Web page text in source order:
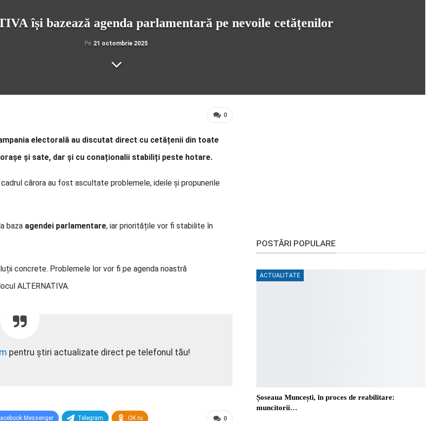
își bazează agenda parlamentară pe nevoile cetățenilor
Pe 21 octombrie 2025
0
electorală au discutat direct cu cetățenii din toate
și sate, dar și cu conaționalii stabiliți peste hotare.
cărora au fost ascultate problemele, ideile și propunerile
baza agendei parlamentare, iar prioritățile vor fi stabilite în
concrete. Problemele lor vor fi pe agenda noastră
ALTERNATIVA.
pentru știri actualizate direct pe telefonul tău!
0
Messenger Telegram OK.ru
POSTĂRI POPULARE
ACTUALITATE
Șoseaua Muncești, în proces de reabilitare:
muncitorii…